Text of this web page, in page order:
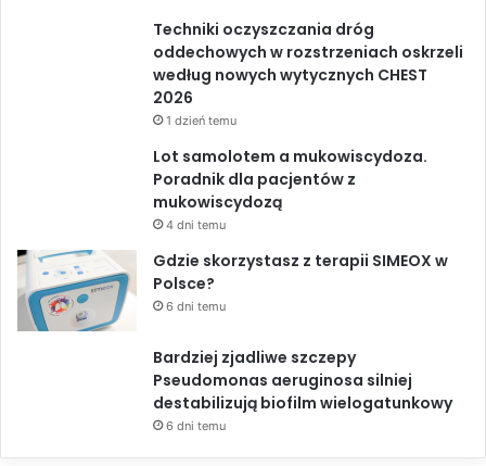
Techniki oczyszczania dróg
oddechowych w rozstrzeniach oskrzeli
według nowych wytycznych CHEST
2026
1 dzień temu
Lot samolotem a mukowiscydoza.
Poradnik dla pacjentów z
mukowiscydozą
4 dni temu
Gdzie skorzystasz z terapii SIMEOX w
Polsce?
6 dni temu
Bardziej zjadliwe szczepy
Pseudomonas aeruginosa silniej
destabilizują biofilm wielogatunkowy
6 dni temu